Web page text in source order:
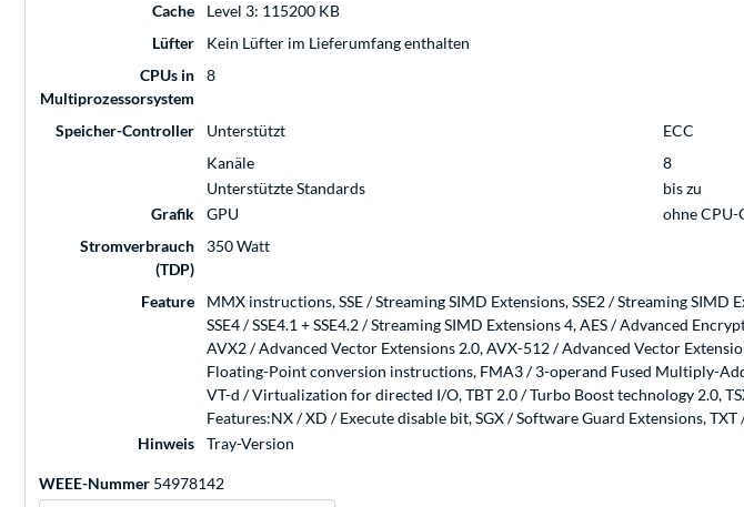
Cache
Level 3: 115200 KB
Lüfter
Kein Lüfter im Lieferumfang enthalten
CPUs in
Multiprozessorsystem
8
Speicher-Controller Unterstützt
ECC
Kanäle
8
Unterstützte Standards
bis zu
Grafik
GPU
ohne CPU-
Stromverbrauch
(TDP)
350 Watt
Feature
MMX instructions, SSE / Streaming SIMD Extensions, SSE2 / Streaming SIMD
SSE4 / SSE4.1 + SSE4.2 / Streaming SIMD Extensions 4, AES / Advanced
AVX2 / Advanced Vector Extensions 2.0, AVX-512 / Advanced Vector
Floating-Point conversion instructions, FMA3 / 3-operand Fused Multiply-
VT-d / Virtualization for directed I/O, TBT 2.0 / Turbo Boost technology 2.0,
Features:NX / XD / Execute disable bit, SGX / Software Guard Extensions,
Hinweis
Tray-Version
WEEE-Nummer 54978142